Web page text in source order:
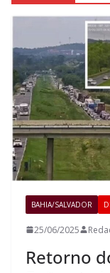
BAHIA/SALVADOR
25/06/2025
Retorno